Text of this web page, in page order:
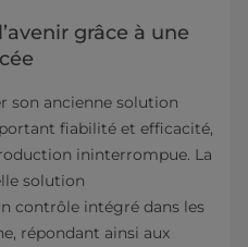
grâce à une
son ancienne solution
fiabilité et efficacité,
ininterrompue. La
solution
contrôle intégré dans les
répondant ainsi aux